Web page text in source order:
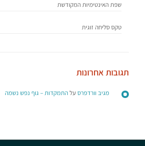
שפת האינטימיות המקודשת
טקס סליחה זוגית
תגובות אחרונות
מגיב וורדפרסעלהתמקדות – גוף נפש נשמה